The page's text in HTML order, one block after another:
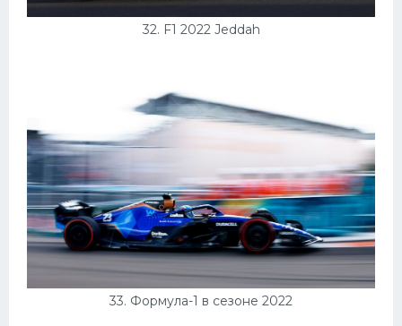
32. F1 2022 Jeddah
33. Формула-1 в сезоне 2022